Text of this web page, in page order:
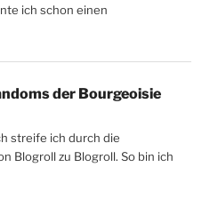
ich schon einen
der Bourgeoisie
streife ich durch die
Blogroll zu Blogroll. So bin ich